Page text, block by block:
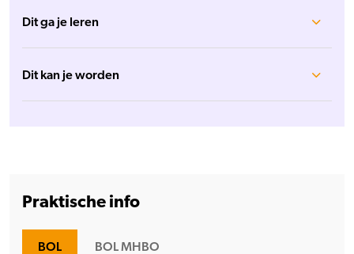
Dit ga je leren
Dit kan je worden
Praktische info
BOL BOL MHBO